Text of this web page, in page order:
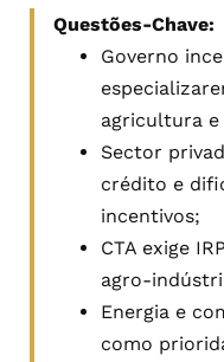
Questões-Chave:
Governo
agricultura e
Sector
crédito e
incentivos;
CTA exige
agro-
Energia e
como